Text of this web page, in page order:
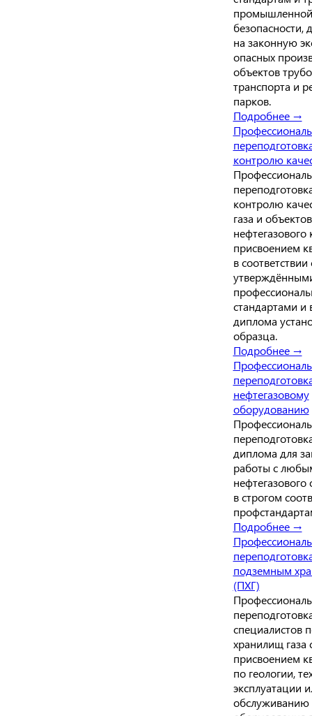
промышленной
безопасности,
на законную
опасных
объектов
транспорта и
парков.
Подробнее →
контролю
контролю
газа и объектов
нефтегазового
присвоением
в соответствии
стандартами и
диплома
образца.
Подробнее →
нефтегазовому
оборудованию
диплома для
работы с
в строгом
Подробнее →
подземным
(ПХГ)
специалистов
хранилищ газа
присвоением
по геологии,
эксплуатации
обслуживанию